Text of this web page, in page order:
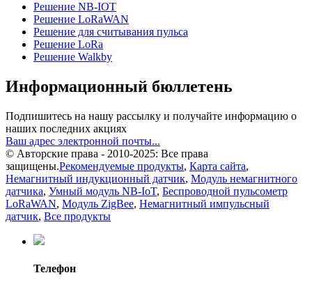
Решение NB-IOT
Решение LoRaWAN
Решение для считывания пульса
Решение LoRa
Решение Walkby
Информационный бюллетень
Подпишитесь на нашу рассылку и получайте информацию о
наших последних акциях
Ваш адрес электронной почты...
© Авторские права - 2010-2025: Все права
защищены.Рекомендуемые продукты, Карта сайта,
Немагнитный индукционный датчик, Модуль немагнитного
датчика, Умный модуль NB-IoT, Беспроводной пульсометр
LoRaWAN, Модуль ZigBee, Немагнитный импульсный
датчик, Все продукты
Телефон